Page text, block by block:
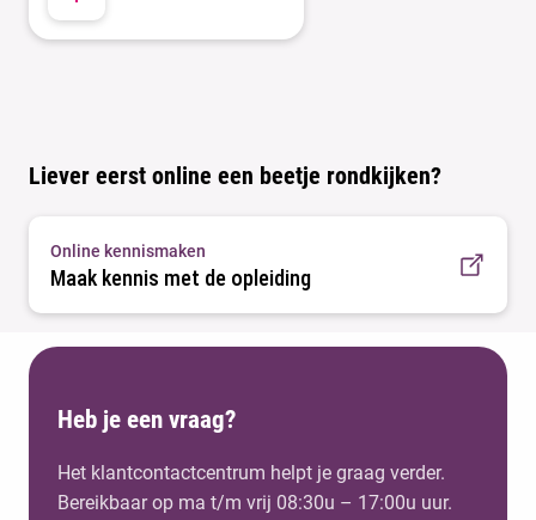
Liever eerst online een beetje rondkijken?
Online kennismaken
Maak kennis met de opleiding
Heb je een vraag?
Het klantcontactcentrum helpt je graag verder.
Bereikbaar op ma t/m vrij 08:30u – 17:00u uur.